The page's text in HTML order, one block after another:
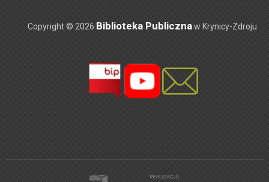
Copyright © 2026 Biblioteka Publicznaw Krynicy-Zdroju